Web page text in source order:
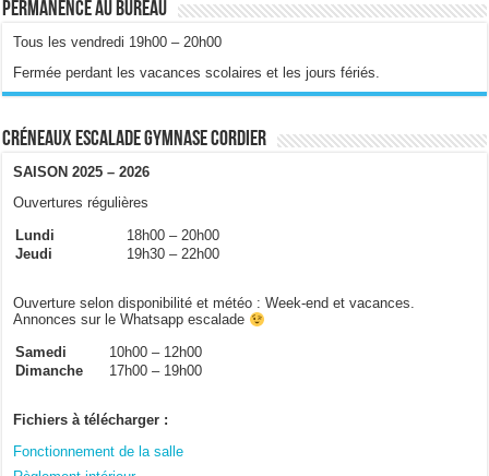
Permanence au bureau
Tous les vendredi 19h00 – 20h00
Fermée perdant les vacances scolaires et les jours fériés.
Créneaux escalade gymnase Cordier
SAISON 2025 – 2026
Ouvertures régulières
Lundi
18h00 – 20h00
Jeudi
19h30 – 22h00
Ouverture selon disponibilité et météo : Week-end et vacances.
Annonces sur le Whatsapp escalade
Samedi
10h00 – 12h00
Dimanche
17h00 – 19h00
Fichiers à télécharger :
Fonctionnement de la salle